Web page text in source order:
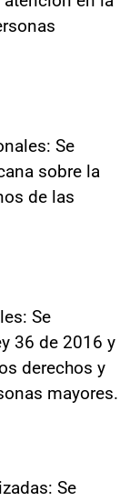
Se
sobre la
de las
Se
36 de 2016 y
derechos y
mayores.
Se